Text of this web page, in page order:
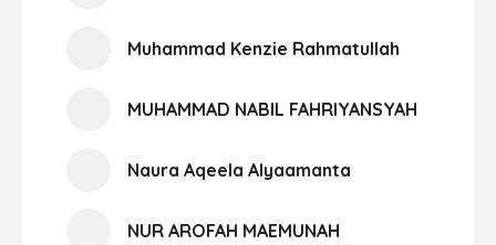
Muhammad Kenzie Rahmatullah
MUHAMMAD NABIL FAHRIYANSYAH
Naura Aqeela Alyaamanta
NUR AROFAH MAEMUNAH